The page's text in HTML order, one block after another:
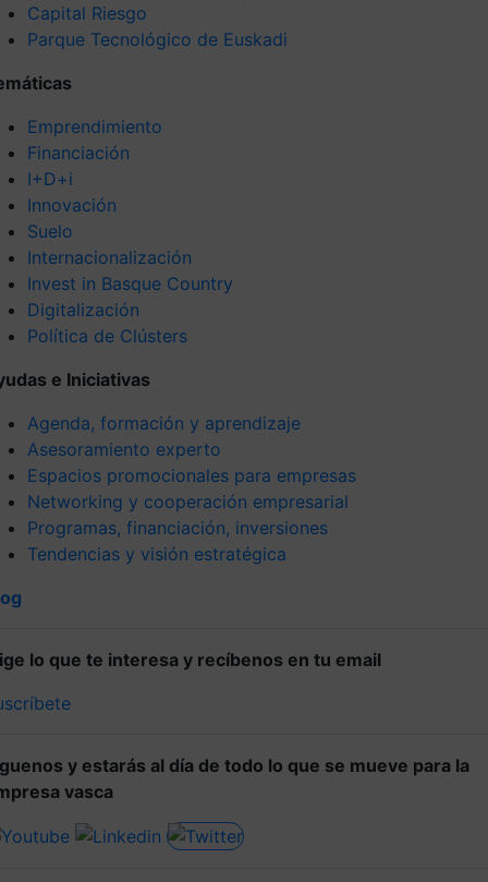
Capital Riesgo
Parque Tecnológico de Euskadi
Emprendimiento
Financiación
I+D+i
Innovación
Suelo
Internacionalización
Invest in Basque Country
Digitalización
Política de Clústers
e Iniciativas
Agenda, formación y aprendizaje
Asesoramiento experto
Espacios promocionales para empresas
Networking y cooperación empresarial
Programas, financiación, inversiones
Tendencias y visión estratégica
lo que te interesa y recíbenos en tu email
y estarás al día de todo lo que se mueve para la
vasca